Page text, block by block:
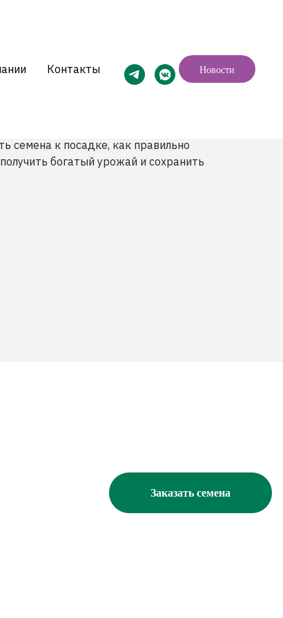
Контакты Новости
семена к посадке, как правильно
богатый урожай и сохранить
Заказать семена